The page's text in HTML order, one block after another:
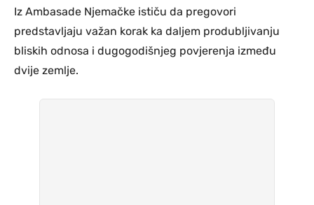
Iz Ambasade Njemačke ističu da pregovori
predstavljaju važan korak ka daljem produbljivanju
bliskih odnosa i dugogodišnjeg povjerenja između
dvije zemlje.